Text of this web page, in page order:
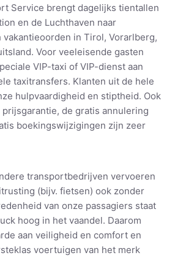
Service brengt dagelijks tientallen
en de Luchthaven naar
in Tirol, Vorarlberg,
Voor veeleisende gasten
VIP-taxi of VIP-dienst aan
taxitransfers. Klanten uit de hele
hulpvaardigheid en stiptheid. Ook
de gratis annulering
boekingswijzigingen zijn zeer
transportbedrijven vervoeren
(bijv. fietsen) ook zonder
van onze passagiers staat
hoog in het vaandel. Daarom
aan veiligheid en comfort en
voertuigen van het merk